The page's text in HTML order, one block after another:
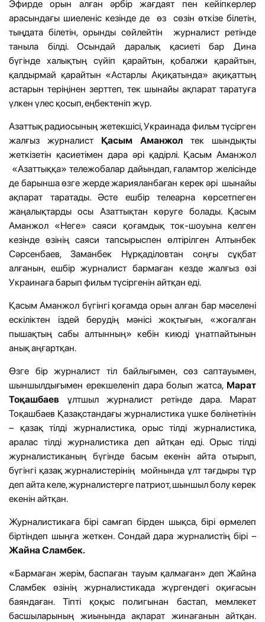
Эфирде орын алған әрбір жағдаят пен кейіпкерлер
арасындағы шиеленіс кезінде де өз сөзін өткізе білетін,
тыңдата білетін, орынды сөйлейтін журналист ретінде
таныла білді. Осындай даралық қасиеті бар Дина
бүгінде халықтың сүйіп қарайтын, қобалжи қарайтын,
қалдырмай қарайтын «Астарлы Ақиқатында» ақиқаттың
астарын теріңінен зерттеп, тек шынайы ақпарат таратуға
үлкен үлес қосып, еңбектеніп жүр.
Азаттық радиосының жетекшісі, Украинада фильм түсірген
жалғыз журналист Қасым Аманжол тек шындықты
жеткізетін қасиетімен дара әрі қадірлі. Қасым Аманжол
«Азаттыққа» тележобалар дайындап, ғаламтор желісінде
де барынша өзге жерде жарияланбаған керек әрі шынайы
ақпарат таратады. Әсте ешбір телеарна көрсетпеген
жаңалықтарды осы Азаттықтан көруге болады. Қасым
Аманжол «Неге» саяси қоғамдық ток-шоуына келген
кезінде өзінің саяси тапсырыспен өлтірілген Алтынбек
Сәрсенбаев, Заманбек Нұрқаділовтан соңғы сұқбат
алғанын, ешбір журналист бармаған кезде жалғыз өзі
Украинаға барып фильм түсіргенін айтқан еді.
Қасым Аманжол бүгінгі қоғамда орын алған бар мәселені
ескіліктен іздей берудің мәнісі жоқтығын, «жоғалған
пышақтың сабы алтынның» кебін киюді ұнатпайтынын
анық аңғартқан.
Өзге бір журналист тіл байлығымен, сөз саптауымен,
шыншылдығымен ерекшеленіп дара болып жатса, Марат
Тоқашбаев ұлтшыл журналист ретінде дара. Марат
Тоқашбаев Қазақстандағы журналистика үшке бөлінетінін
– қазақ тілді журналистика, орыс тілді журналистика,
аралас тілді журналистика деп айтқан еді. Орыс тілді
журналистиканың бүгінде басым екенін айта отырып,
бүгінгі қазақ журналистерінің мойнында ұлт тағдыры тұр
деп айта келе, журналистерге патриот, шыншыл болу керек
екенін айтқан.
Журналистикаға бірі самғап бірден шықса, бірі өрмелеп
біртіндеп шыңға жеткен. Сондай дара журналистің бірі –
Жайна Сламбек.
«Бармаған жерім, баспаған тауым қалмаған» деп Жайна
Сламбек өзінің журналистикада жүргендегі оқиғасын
баяндаған. Тіпті қоқыс полигынан бастап, мемлекет
басшыларының жиынында ақпарат жинағанын айтқан.